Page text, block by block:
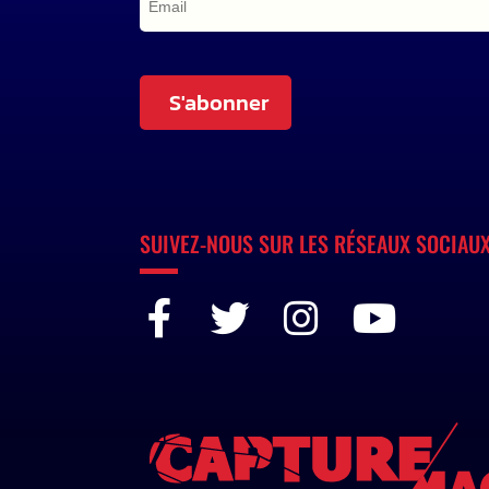
S'abonner
SUIVEZ-NOUS SUR LES RÉSEAUX